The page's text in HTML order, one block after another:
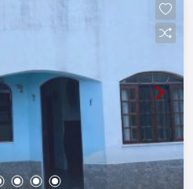
aconchegante e
Não perca essa
sua casa dos
bairros da cidade.
mesmo!